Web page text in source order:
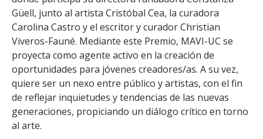
Güell, junto al artista Cristóbal Cea, la curadora
Carolina Castro y el escritor y curador Christian
Viveros-Fauné. Mediante este Premio, MAVI-UC se
proyecta como agente activo en la creación de
oportunidades para jóvenes creadores/as. A su vez,
quiere ser un nexo entre público y artistas, con el fin
de reflejar inquietudes y tendencias de las nuevas
generaciones, propiciando un diálogo crítico en torno
al arte.